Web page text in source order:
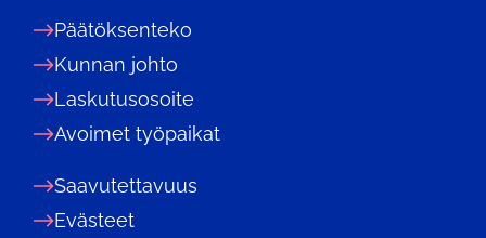
Päätöksenteko
Kunnan johto
Laskutusosoite
Avoimet työpaikat
Saavutettavuus
Evästeet